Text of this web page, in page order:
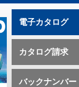
電子カタログ
カタログ請求
バックナンバー